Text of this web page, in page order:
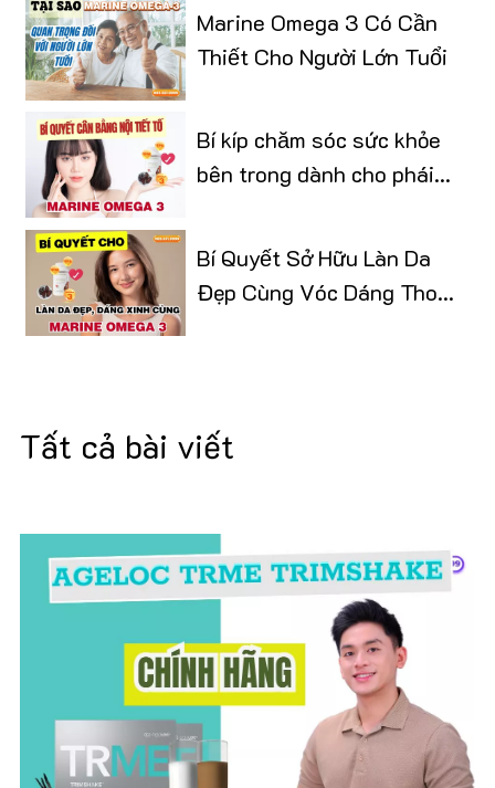
Marine Omega 3 Có Cần
Thiết Cho Người Lớn Tuổi
Bí kíp chăm sóc sức khỏe
bên trong dành cho phái
Bí Quyết Sở Hữu Làn Da
Đẹp Cùng Vóc Dáng Thon
Tất cả bài viết